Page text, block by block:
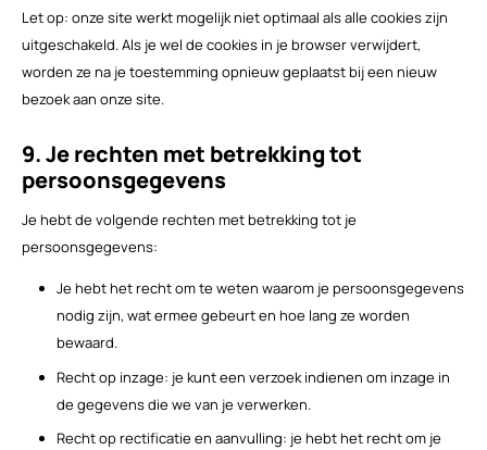
Let op: onze site werkt mogelijk niet optimaal als alle cookies zijn
uitgeschakeld. Als je wel de cookies in je browser verwijdert,
worden ze na je toestemming opnieuw geplaatst bij een nieuw
bezoek aan onze site.
9. Je rechten met betrekking tot
persoonsgegevens
Je hebt de volgende rechten met betrekking tot je
persoonsgegevens:
Je hebt het recht om te weten waarom je persoonsgegevens
nodig zijn, wat ermee gebeurt en hoe lang ze worden
bewaard.
Recht op inzage: je kunt een verzoek indienen om inzage in
de gegevens die we van je verwerken.
Recht op rectificatie en aanvulling: je hebt het recht om je